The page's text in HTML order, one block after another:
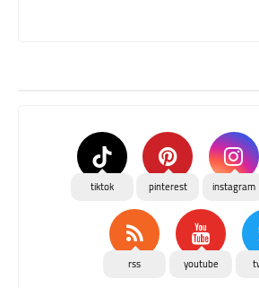
instagram
pinterest
tiktok
youtube
rss